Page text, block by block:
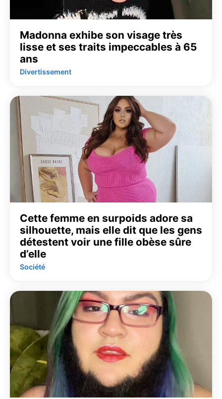
Madonna exhibe son visage très
lisse et ses traits impeccables à 65
ans
Divertissement
Cette femme en surpoids adore sa
silhouette, mais elle dit que les gens
détestent voir une fille obèse sûre
d’elle
Société